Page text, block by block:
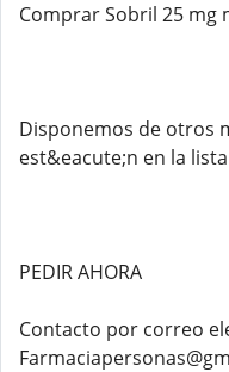
Comprar Sobril 25 mg
Disponemos de otros
est&eacute;n en la
PEDIR AHORA
Contacto por correo